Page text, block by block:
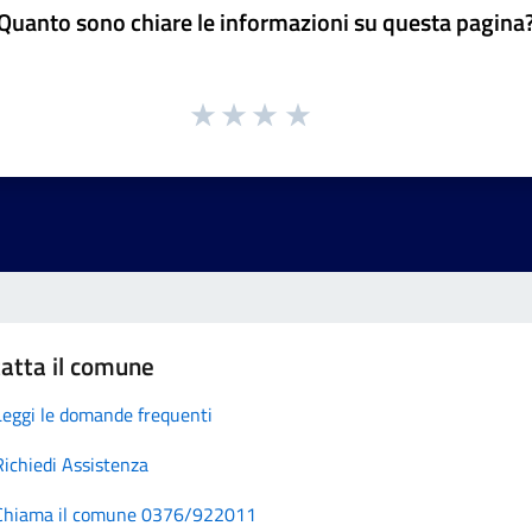
sono chiare le informazioni su questa
il comune
le domande frequenti
Assistenza
il comune 0376/922011